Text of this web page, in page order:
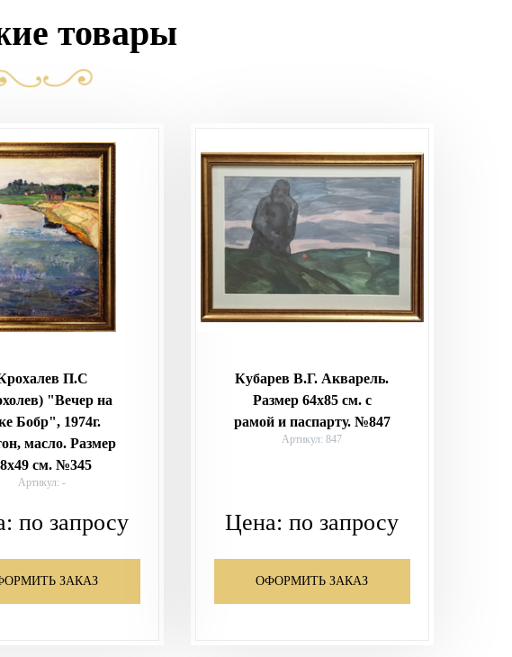
товары
П.С
"Вечер на
Бобр", 1974г.
масло. Размер
см. №345
Артикул: -
по запросу
ЗАКАЗ
Кубарев В.Г. Акварель.
Размер 64х85 см. с
рамой и паспарту. №847
Артикул: 847
Цена:по запросу
ОФОРМИТЬ ЗАКАЗ